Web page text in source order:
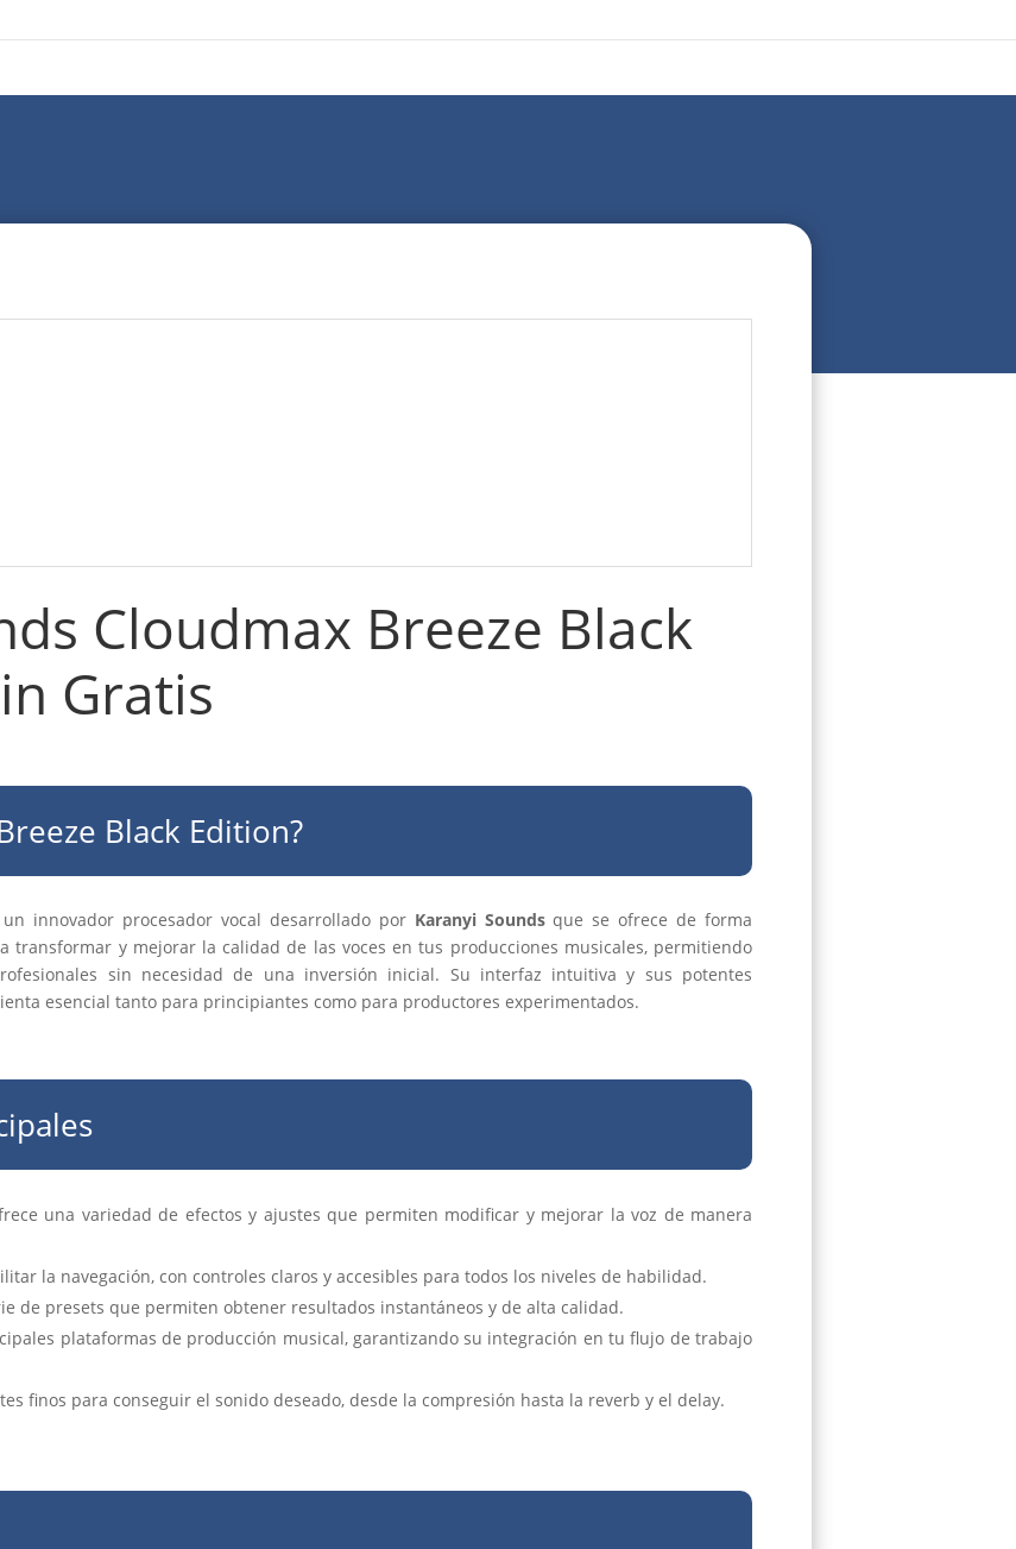
Cloudmax Breeze Black
Gratis
Black Edition?
innovador procesador vocal desarrollado por Karanyi Soundsque se ofrece de forma
transformar y mejorar la calidad de las voces en tus producciones musicales, permitiendo
sin necesidad de una inversión inicial. Su interfaz intuitiva y sus potentes
esencial tanto para principiantes como para productores experimentados.
una variedad de efectos y ajustes que permiten modificar y mejorar la voz de manera
la navegación, con controles claros y accesibles para todos los niveles de habilidad.
de presets que permiten obtener resultados instantáneos y de alta calidad.
plataformas de producción musical, garantizando su integración en tu flujo de trabajo
finos para conseguir el sonido deseado, desde la compresión hasta la reverb y el delay.